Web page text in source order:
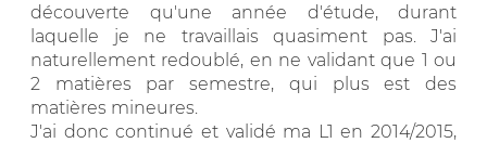
découverte qu'une année d'étude, durant
laquelle je ne travaillais quasiment pas. J'ai
naturellement redoublé, en ne validant que 1 ou
2 matières par semestre, qui plus est des
matières mineures.
J'ai donc continué et validé ma L1 en 2014/2015,